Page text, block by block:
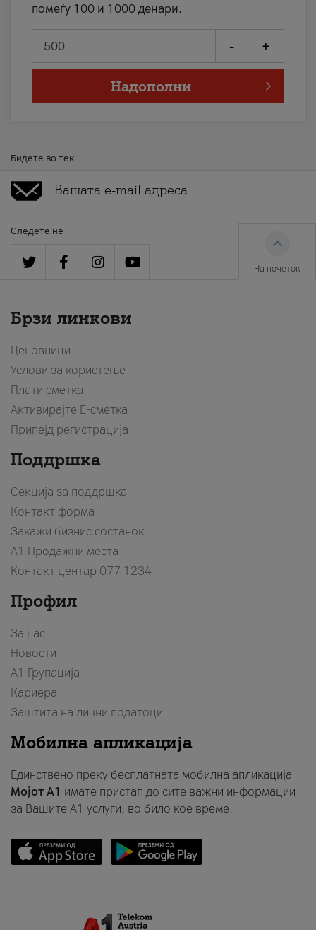
помеѓу 100 и 1000 денари.
- +
Надополни
Бидете во тек
Следете нè
На почеток
Брзи линкови
Ценовници
Услови за користење
Плати сметка
Активирајте Е-сметка
Припејд регистрација
Поддршка
Секција за поддршка
Контакт форма
Закажи бизнис состанок
A1 Продажни места
Контакт центар 077 1234
Профил
За нас
Новости
А1 Групација
Кариера
Заштита на лични податоци
Мобилна апликација
Единствено преку бесплатната мобилна апликација
Мојот A1 имате пристап до сите важни информации
за Вашите A1 услуги, во било кое време.